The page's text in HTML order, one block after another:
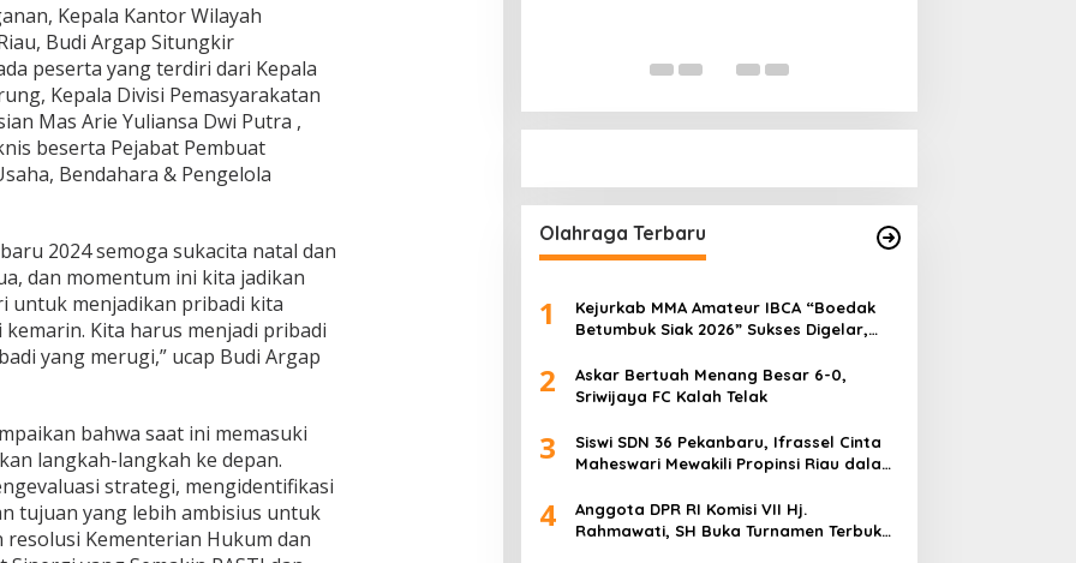
Kepala Kantor Wilayah
Budi Argap Situngkir
peserta yang terdiri dari Kepala
Kepala Divisi Pemasyarakatan
Mas Arie Yuliansa Dwi Putra ,
beserta Pejabat Pembuat
Bendahara & Pengelola
2024 semoga sukacita natal dan
dan momentum ini kita jadikan
untuk menjadikan pribadi kita
Kita harus menjadi pribadi
yang merugi,” ucap Budi Argap
bahwa saat ini memasuki
langkah-langkah ke depan.
strategi, mengidentifikasi
tujuan yang lebih ambisius untuk
Kementerian Hukum dan
Olahraga Terbaru
1
Kejurkab MMA Amateur IBCA “Boedak
Betumbuk Siak 2026” Sukses Digelar,
2
Askar Bertuah Menang Besar 6-0,
Sriwijaya FC Kalah Telak
3
Siswi SDN 36 Pekanbaru, Ifrassel Cinta
Maheswari Mewakili Propinsi Riau dalam
Senam Putri
4
Anggota DPR RI Komisi VII Hj.
Rahmawati, SH Buka Turnamen Terbuka